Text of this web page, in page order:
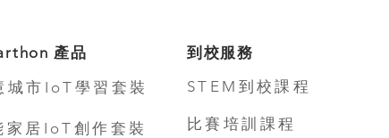
產品
城市IoT學習套裝
家居IoT創作套裝
到校服務
STEM到校課程
比賽培訓課程